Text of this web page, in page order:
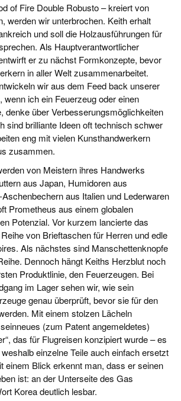
of Fire Double Robusto – kreiert von
werden wir unterbrochen. Keith erhalt
und soll die Holzausführungen für
Als Hauptverantwortlicher
er zu nächst Formkonzepte, bevor
in aller Welt zusammenarbeitet.
wir aus dem Feed back unserer
wenn ich ein Feuerzeug oder einen
denke über Verbesserungsmöglichkeiten
sind brilliante Ideen oft technisch schwer
eng mit vielen Kunsthandwerkern
zusammen.
von Meistern ihres Handwerks
aus Japan, Humidoren aus
aus Italien und Lederwaren
Prometheus aus einem globalen
Potenzial. Vor kurzem lancierte das
von Brieftaschen für Herren und edle
Als nächstes sind Manschettenknopfe
Dennoch hängt Keiths Herzblut noch
Produktlinie, den Feuerzeugen. Bei
im Lager sehen wir, wie sein
genau überprüft, bevor sie für den
Mit einem stolzen Lächeln
(zum Patent angemeldetes)
das für Flugreisen konzipiert wurde – es
einzelne Teile auch einfach ersetzt
einem Blick erkennt man, dass er seinen
ist: an der Unterseite des Gas
Korea deutlich lesbar.